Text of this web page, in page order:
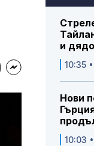
и
10:35
Нови
10:03